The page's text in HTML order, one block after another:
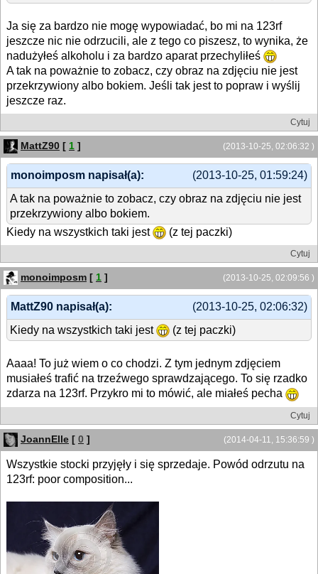
Ja się za bardzo nie mogę wypowiadać, bo mi na 123rf
jeszcze nic nie odrzucili, ale z tego co piszesz, to wynika, że
nadużyłeś alkoholu i za bardzo aparat przechyliłeś
A tak na poważnie to zobacz, czy obraz na zdjęciu nie jest
przekrzywiony albo bokiem. Jeśli tak jest to popraw i wyślij
jeszcze raz.
Cytuj
(2013-10-25, 02:06:32 )
MattZ90 [ 1 ]
(2013-10-25, 01:59:24)
monoimposm napisał(a):
A tak na poważnie to zobacz, czy obraz na zdjęciu nie jest
przekrzywiony albo bokiem.
Kiedy na wszystkich taki jest
(z tej paczki)
Cytuj
(2013-10-25, 02:09:56 )
monoimposm [ 1 ]
(2013-10-25, 02:06:32)
MattZ90 napisał(a):
Kiedy na wszystkich taki jest
(z tej paczki)
Aaaa! To już wiem o co chodzi. Z tym jednym zdjęciem
musiałeś trafić na trzeźwego sprawdzającego. To się rzadko
zdarza na 123rf. Przykro mi to mówić, ale miałeś pecha
Cytuj
(2014-04-11, 15:36:59 )
JoannElle [ 0 ]
Wszystkie stocki przyjęły i się sprzedaje. Powód odrzutu na
123rf: poor composition...